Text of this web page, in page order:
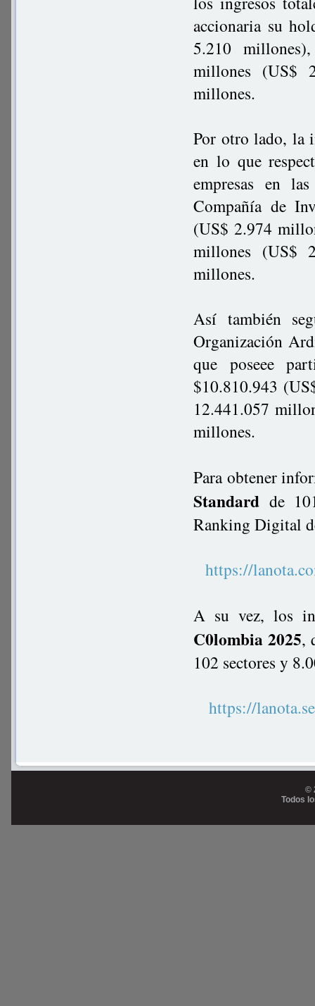
accionaria su
5.210
millones (US$
millones.
Por otro lado, la
en lo que
empresas en
Compañía de
(US$ 2.974
millones (US$
millones.
Así también
Organización
que poseee
$10.810.943
12.441.057
millones.
Para obtener
Standard de
Ranking Digital
https://
A su vez, los
C0lombia 2025,
102 sectores y
https://
©
Todos